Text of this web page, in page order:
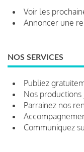
Voir les
Annoncer une
NOS SERVICES
Publiez
Nos
Parrainez nos
Communiquez